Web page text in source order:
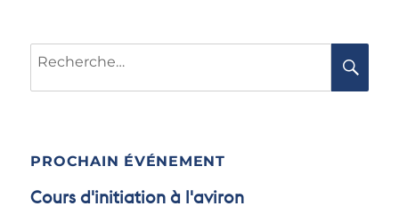
SUIV
Recherche
PROCHAIN ÉVÉNEMENT
Cours d'initiation à l'aviron